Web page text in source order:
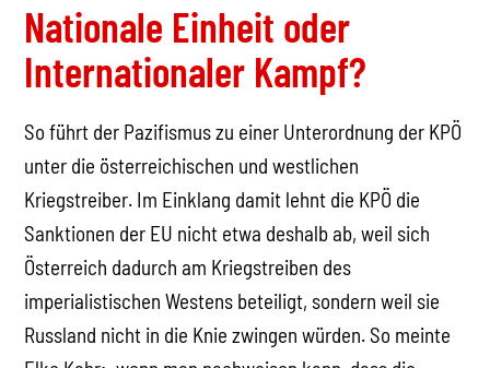
Nationale Einheit oder
Internationaler Kampf?
So führt der Pazifismus zu einer Unterordnung der KPÖ
unter die österreichischen und westlichen
Kriegstreiber. Im Einklang damit lehnt die KPÖ die
Sanktionen der EU nicht etwa deshalb ab, weil sich
Österreich dadurch am Kriegstreiben des
imperialistischen Westens beteiligt, sondern weil sie
Russland nicht in die Knie zwingen würden. So meinte